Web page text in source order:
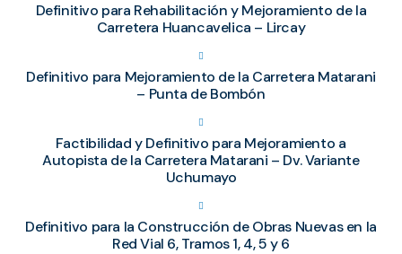
Definitivo para Rehabilitación y Mejoramiento de la
Carretera Huancavelica – Lircay
Definitivo para Mejoramiento de la Carretera Matarani
– Punta de Bombón
Factibilidad y Definitivo para Mejoramiento a
Autopista de la Carretera Matarani – Dv. Variante
Uchumayo
Definitivo para la Construcción de Obras Nuevas en la
Red Vial 6, Tramos 1, 4, 5 y 6